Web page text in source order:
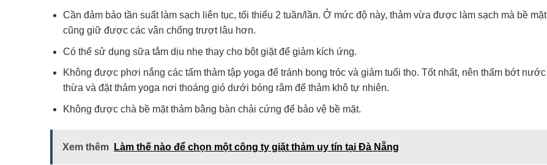
Cần đảm bảo tần suất làm sạch liên tục, tối thiểu 2 tuần/lần. Ở mức độ này, thảm vừa được làm sạch mà bề mặt
cũng giữ được các vân chống trượt lâu hơn.
Có thể sử dụng sữa tắm dịu nhẹ thay cho bột giặt để giảm kích ứng.
Không được phơi nắng các tấm thảm tập yoga để tránh bong tróc và giảm tuổi thọ. Tốt nhất, nên thấm bớt nước
thừa và đặt thảm yoga nơi thoáng gió dưới bóng râm để thảm khô tự nhiên.
Không được chà bề mặt thảm bằng bàn chải cứng để bảo vệ bề mặt.
Xem thêm Làm thế nào để chọn một công ty giặt thảm uy tín tại Đà Nẵng